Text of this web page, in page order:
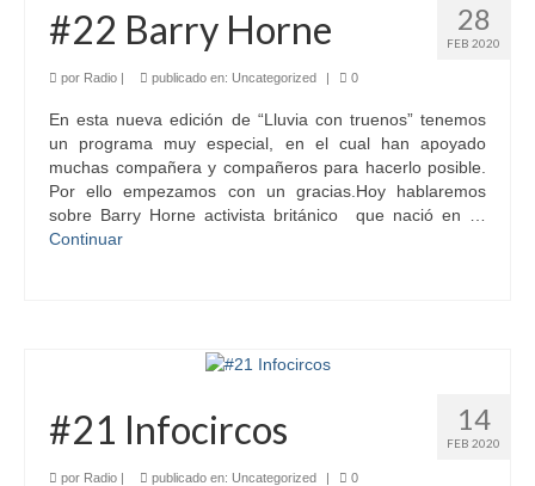
28
FEB 2020
#22 Barry Horne
por Radio publicado en: Uncategorized 0
En esta nueva edición de “Lluvia con truenos” tenemos
un programa muy especial, en el cual han apoyado
muchas compañera y compañeros para hacerlo posible.
Por ello empezamos con un gracias.Hoy hablaremos
sobre Barry Horne activista británico que nació en …
Continuar
14
FEB 2020
#21 Infocircos
por Radio | publicado en: Uncategorized | 0